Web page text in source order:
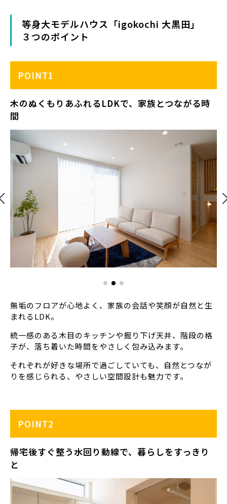
等身大モデルハウス「igokochi 大黒田」
３つのポイント
POINT1
木のぬくもりあふれるLDKで、家族とつながる時
間
無垢のフロアが心地よく、家族の会話や笑顔が自然と生
まれるLDK。
統一感のある木目のキッチンや掘り下げ天井、階段の格
子が、落ち着いた時間をやさしく包み込みます。
それぞれが好きな場所で過ごしていても、自然とつなが
りを感じられる、やさしい空間設計も魅力です。
POINT2
帰宅後すぐ整う水回り動線で、暮らしをすっきり
と